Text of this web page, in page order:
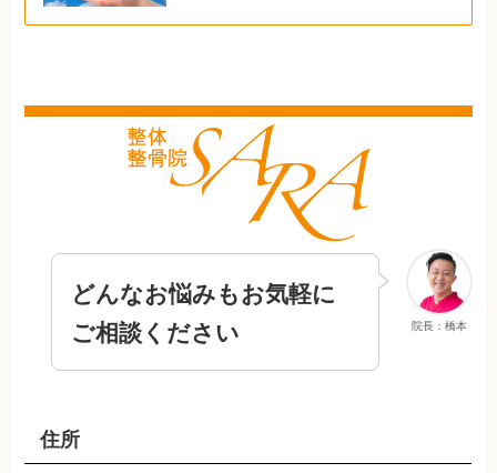
院長：橋本
どんなお悩みもお気軽に
ご相談ください
住所